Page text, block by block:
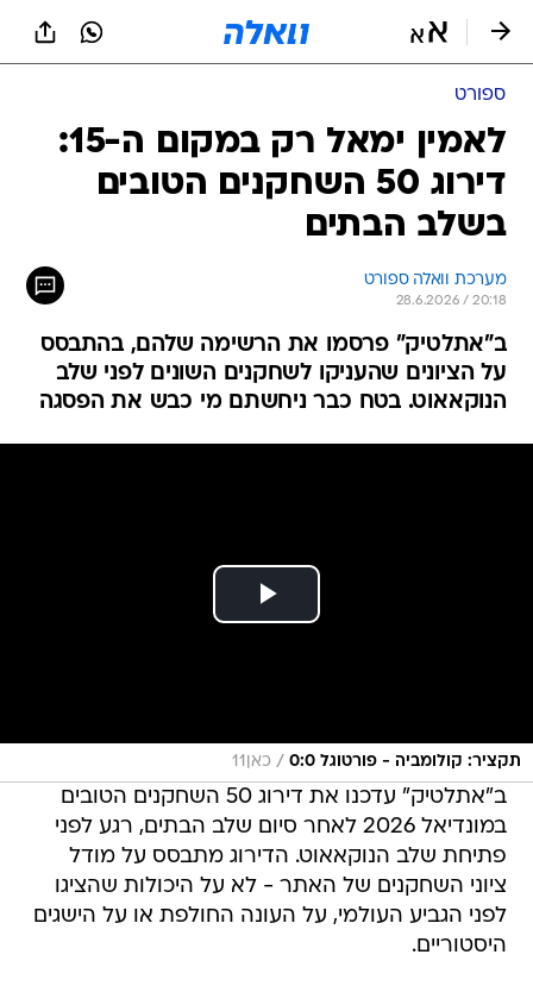
ספורט
לאמין ימאל רק במקום ה-15:
דירוג 50 השחקנים הטובים
בשלב הבתים
מערכת וואלה ספורט
28.6.2026 / 20:18
ב"אתלטיק" פרסמו את הרשימה שלהם, בהתבסס
על הציונים שהעניקו לשחקנים השונים לפני שלב
הנוקאאוט. בטח כבר ניחשתם מי כבש את הפסגה
תקציר: קולומביה - פורטוגל 0:0 / כאן11
ב"אתלטיק" עדכנו את דירוג 50 השחקנים הטובים
במונדיאל 2026 לאחר סיום שלב הבתים, רגע לפני
פתיחת שלב הנוקאאוט. הדירוג מתבסס על מודל
ציוני השחקנים של האתר - לא על היכולות שהציגו
לפני הגביע העולמי, על העונה החולפת או על הישגים
היסטוריים.